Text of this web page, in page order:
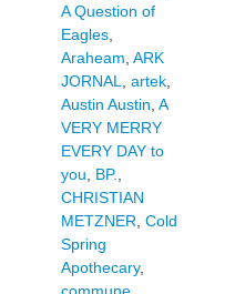
A Question of
Eagles,
Araheam, ARK
JORNAL, artek,
Austin Austin, A
VERY MERRY
EVERY DAY to
you, BP.,
CHRISTIAN
METZNER, Cold
Spring
Apothecary,